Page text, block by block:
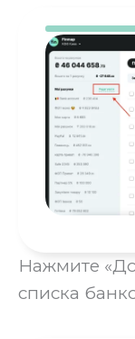
Нажмите
списка